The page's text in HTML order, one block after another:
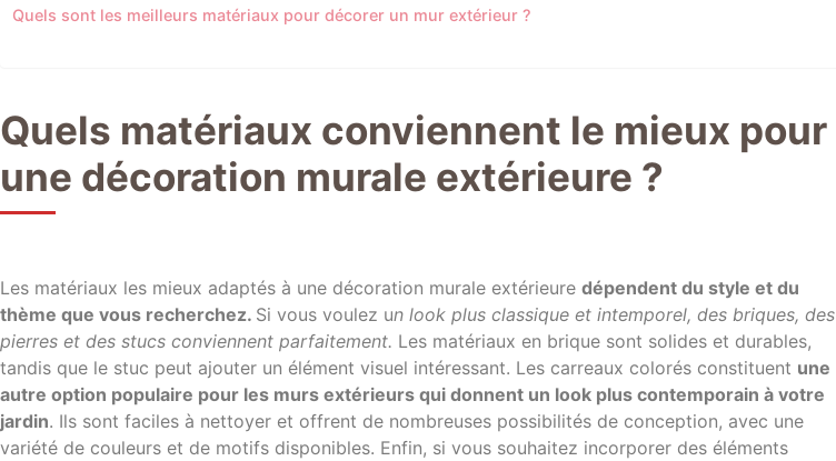
Quels sont les meilleurs matériaux pour décorer un mur extérieur ?
Quels matériaux conviennent le mieux pour
une décoration murale extérieure ?
Les matériaux les mieux adaptés à une décoration murale extérieure dépendent du style et du
thème que vous recherchez. Si vous voulez un look plus classique et intemporel, des briques, des
pierres et des stucs conviennent parfaitement. Les matériaux en brique sont solides et durables,
tandis que le stuc peut ajouter un élément visuel intéressant. Les carreaux colorés constituent une
autre option populaire pour les murs extérieurs qui donnent un look plus contemporain à votre
jardin. Ils sont faciles à nettoyer et offrent de nombreuses possibilités de conception, avec une
variété de couleurs et de motifs disponibles. Enfin, si vous souhaitez incorporer des éléments